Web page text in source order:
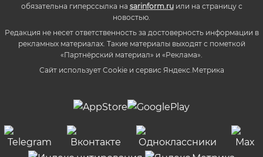
обязательна гиперссылка на sarinform.ruили на страницу с
новостью.
Редакция не несет ответственность за достоверность информации в
рекламных материалах. Такие материалы выходят с пометкой
«Партнёрский материал» и «Реклама».
Сайт использует Cookie и сервиc Яндекс.Метрика